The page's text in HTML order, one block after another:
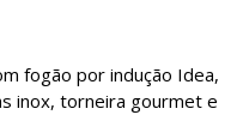
fogão por indução Idea,
inox, torneira gourmet e